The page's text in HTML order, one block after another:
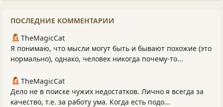
ПОСЛЕДНИЕ КОММЕНТАРИИ
TheMagicCat
Я понимаю, что мысли могут быть и бывают похожие (это
нормально), однако, человек никогда почему-то...
TheMagicCat
Дело не в поиске чужих недостатков. Лично я всегда за
качество, т.е. за работу ума. Когда есть подо...